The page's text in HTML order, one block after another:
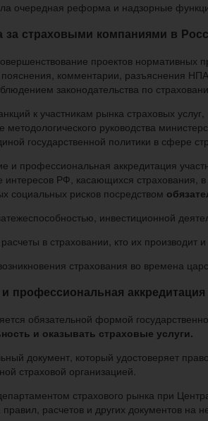
очередная реформа и надзорные
за страховыми компаниями в
проектов нормативных
комментарии, разъяснения
законодательства по
к участникам рынка страховых
методологического руководства
государственной политики в сфере
и профессиональная аккредитация
интересов РФ, касающихся страхования,
социальных рисков посредством
инвестиционной
в страховании, кто их производит
страхования во времена
профессиональная аккредитация
обязательной формой
и оказывать страховые услуги.
документ, который удостоверяет
страховой организацией.
страхового рынка при
расчетов и других документов на